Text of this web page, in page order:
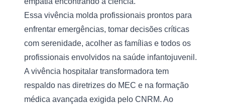
Essa vivência molda profissionais prontos para
enfrentar emergências, tomar decisões críticas
com serenidade, acolher as famílias e todos os
profissionais envolvidos na saúde infantojuvenil.
A vivência hospitalar transformadora tem
respaldo nas diretrizes do MEC e na formação
médica avançada exigida pelo CNRM. Ao